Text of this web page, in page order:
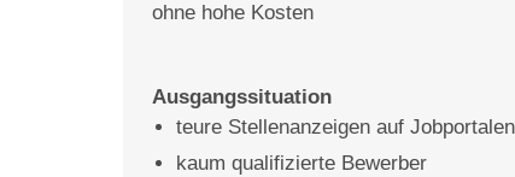
ohne hohe Kosten
Ausgangssituation
teure Stellenanzeigen auf Jobportalen
kaum qualifizierte Bewerber